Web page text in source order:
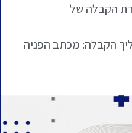
הקבלה של
הקבלה: מכתב הפניה